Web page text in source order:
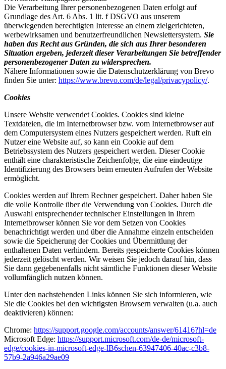
Die Verarbeitung Ihrer personenbezogenen Daten erfolgt auf
Grundlage des Art. 6 Abs. 1 lit. f DSGVO aus unserem
überwiegenden berechtigten Interesse an einem zielgerichteten,
werbewirksamen und benutzerfreundlichen Newslettersystem. Sie
haben das Recht aus Gründen, die sich aus Ihrer besonderen
Situation ergeben, jederzeit dieser Verarbeitungen Sie betreffender
personenbezogener Daten zu widersprechen.
Nähere Informationen sowie die Datenschutzerklärung von Brevo
finden Sie unter: https://www.brevo.com/de/legal/privacypolicy/.
Cookies
Unsere Website verwendet Cookies. Cookies sind kleine
Textdateien, die im Internetbrowser bzw. vom Internetbrowser auf
dem Computersystem eines Nutzers gespeichert werden. Ruft ein
Nutzer eine Website auf, so kann ein Cookie auf dem
Betriebssystem des Nutzers gespeichert werden. Dieser Cookie
enthält eine charakteristische Zeichenfolge, die eine eindeutige
Identifizierung des Browsers beim erneuten Aufrufen der Website
ermöglicht.
Cookies werden auf Ihrem Rechner gespeichert. Daher haben Sie
die volle Kontrolle über die Verwendung von Cookies. Durch die
Auswahl entsprechender technischer Einstellungen in Ihrem
Internetbrowser können Sie vor dem Setzen von Cookies
benachrichtigt werden und über die Annahme einzeln entscheiden
sowie die Speicherung der Cookies und Übermittlung der
enthaltenen Daten verhindern. Bereits gespeicherte Cookies können
jederzeit gelöscht werden. Wir weisen Sie jedoch darauf hin, dass
Sie dann gegebenenfalls nicht sämtliche Funktionen dieser Website
vollumfänglich nutzen können.
Unter den nachstehenden Links können Sie sich informieren, wie
Sie die Cookies bei den wichtigsten Browsern verwalten (u.a. auch
deaktivieren) können:
Chrome: https://support.google.com/accounts/answer/61416?hl=de
Microsoft Edge: https://support.microsoft.com/de-de/microsoft-
edge/cookies-in-microsoft-edge-lB6schen-63947406-40ac-c3b8-
57b9-2a946a29ae09